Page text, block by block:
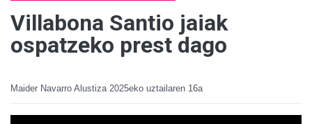
Villabona Santio jaiak
ospatzeko prest dago
Maider Navarro Alustiza 2025eko uztailaren 16a